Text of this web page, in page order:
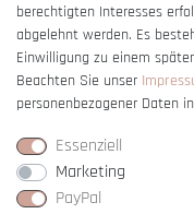
berechtigten Interesses
abgelehnt werden. Es
Einwilligung zu einem
Beachten Sie unser
personenbezogener Daten
Essenziell
Marketing
PayPal